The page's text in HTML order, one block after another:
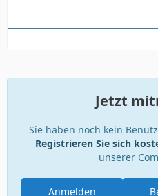
Jetzt
Sie haben noch kein
Registrieren Sie sich
unserer
Anmelden